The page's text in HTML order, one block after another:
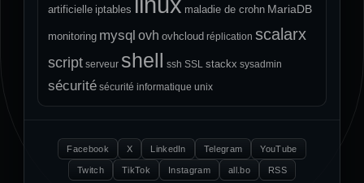
artificielle iptables maladie de crohn MariaDB
monitoring mysql ovh ovhcloud réplication scalarx
script serveur shell ssh SSL stackx sysadmin
sécurité sécurité informatique unix
Facebook X LinkedIn Telegram YouTube
Twitch TikTok Instagram all.bo
RSS